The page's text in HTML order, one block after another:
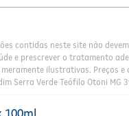
100ml
contidas neste site não
e prescrever o tratamento
ilustrativas. Preços
Verde Teófilo Otoni